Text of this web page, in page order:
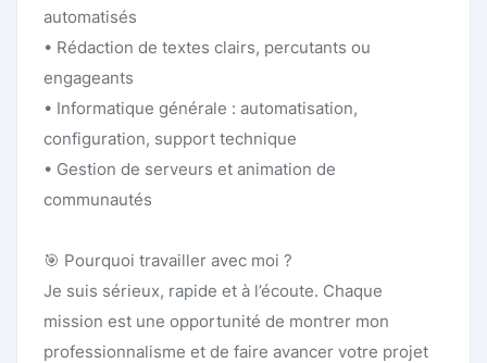
automatisés
• Rédaction de textes clairs, percutants ou
engageants
• Informatique générale : automatisation,
configuration, support technique
• Gestion de serveurs et animation de
communautés
🎯 Pourquoi travailler avec moi ?
Je suis sérieux, rapide et à l’écoute. Chaque
mission est une opportunité de montrer mon
professionnalisme et de faire avancer votre projet